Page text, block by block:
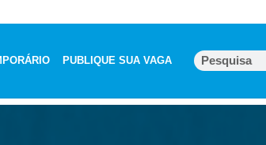
PUBLIQUE SUA VAGA